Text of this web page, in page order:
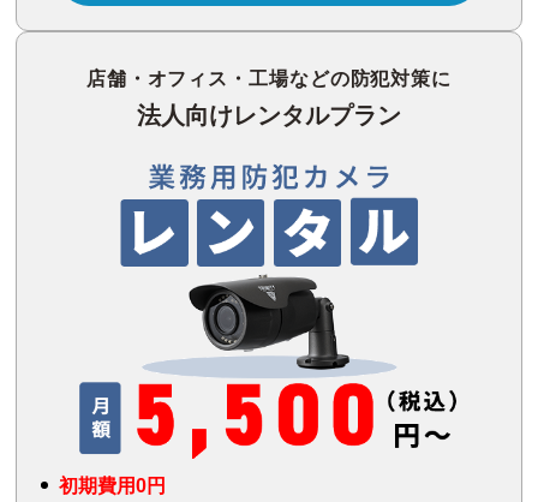
店舗・オフィス・工場などの防犯対策に
法人向けレンタルプラン
初期費用0円